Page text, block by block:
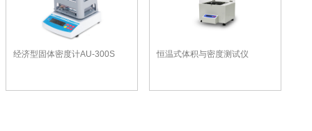
经济型固体密度计AU-300S 恒温式体积与密度测试仪